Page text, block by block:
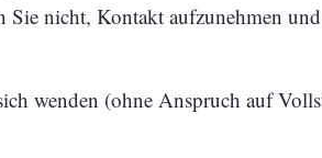
Sie nicht, Kontakt aufzunehmen
wenden (ohne Anspruch auf